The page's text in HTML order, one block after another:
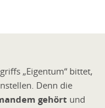
„Eigentum“ bittet,
Denn die
gehört und